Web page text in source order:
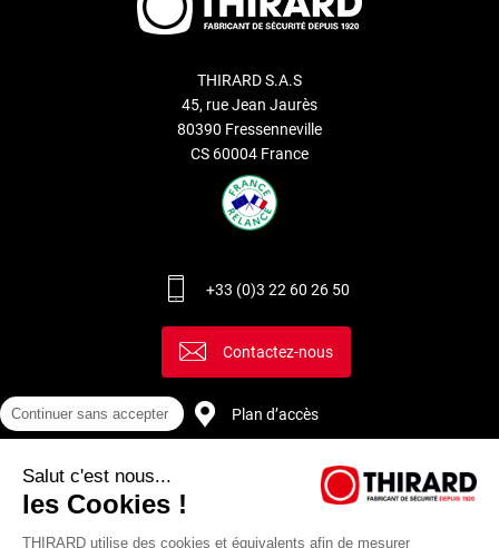
THIRARD S.A.S
45, rue Jean Jaurès
80390 Fressenneville
CS 60004 France
+33 (0)3 22 60 26 50
Contactez-nous
Plan d’accès
Continuer sans accepter
Salut c'est nous...
les Cookies !
THIRARD utilise des cookies et équivalents afin de mesurer